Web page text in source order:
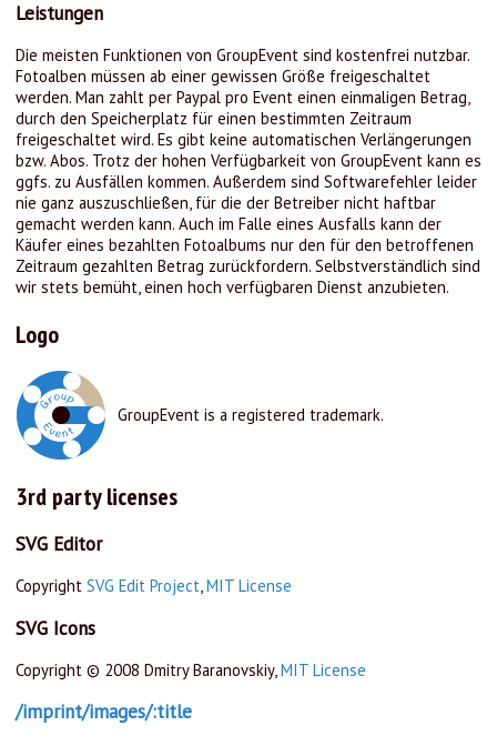
Leistungen
Die meisten Funktionen von GroupEvent sind kostenfrei nutzbar.
Fotoalben müssen ab einer gewissen Größe freigeschaltet
werden. Man zahlt per Paypal pro Event einen einmaligen Betrag,
durch den Speicherplatz für einen bestimmten Zeitraum
freigeschaltet wird. Es gibt keine automatischen Verlängerungen
bzw. Abos. Trotz der hohen Verfügbarkeit von GroupEvent kann es
ggfs. zu Ausfällen kommen. Außerdem sind Softwarefehler leider
nie ganz auszuschließen, für die der Betreiber nicht haftbar
gemacht werden kann. Auch im Falle eines Ausfalls kann der
Käufer eines bezahlten Fotoalbums nur den für den betroffenen
Zeitraum gezahlten Betrag zurückfordern. Selbstverständlich sind
wir stets bemüht, einen hoch verfügbaren Dienst anzubieten.
Logo
GroupEvent is a registered trademark.
3rd party licenses
SVG Editor
Copyright SVG Edit Project,MIT License
SVG Icons
Copyright © 2008 Dmitry Baranovskiy, MIT License
/imprint/images/:title